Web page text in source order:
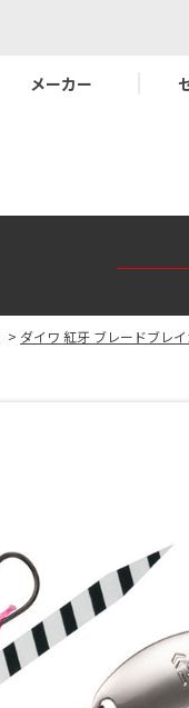
メーカー
> ダイワ 紅牙 ブレードブレ